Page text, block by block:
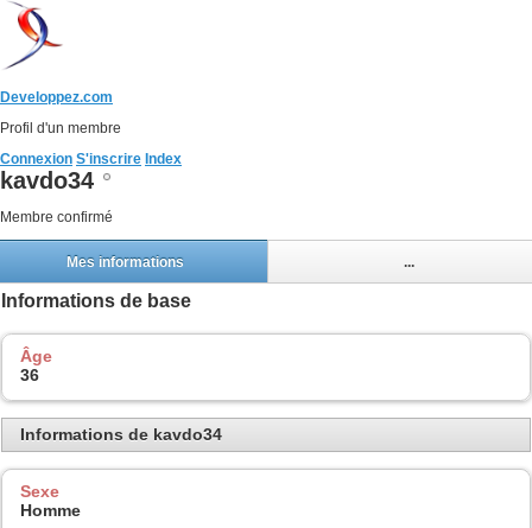
Developpez.com
Profil d'un membre
Connexion S'inscrire Index
kavdo34
Membre confirmé
Mes informations ...
Informations de base
Âge
36
Informations de kavdo34
Sexe
Homme